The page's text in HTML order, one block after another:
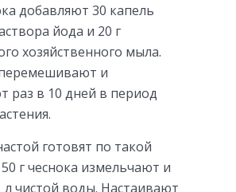
добавляют 30 капель
йода и 20 г
хозяйственного мыла.
и
раз в 10 дней в период
готовят по такой
г чеснока измельчают и
л чистой воды. Настаивают